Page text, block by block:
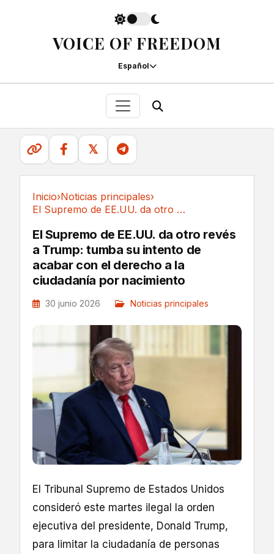
VOICE OF FREEDOM
Español
𝕏
Inicio›Noticias principales›
El Supremo de EE.UU. da otro revés a Trump:...
El Supremo de EE.UU. da otro revés
a Trump: tumba su intento de
acabar con el derecho a la
ciudadanía por nacimiento
30 junio 2026 Noticias principales
El Tribunal Supremo de Estados Unidos
consideró este martes ilegal la orden
ejecutiva del presidente, Donald Trump,
para limitar la ciudadanía de personas